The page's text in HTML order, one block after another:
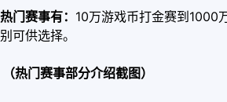
热门赛事有： 10万游戏币打金赛到1000
别可供选择。
（热门赛事部分介绍截图）